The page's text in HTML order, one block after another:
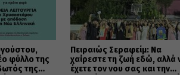
φύλλο της
της
Πειραιώς Σεραφείμ: Να
χαίρεστε τη ζωή εδώ, αλλά
έχετε τον νου σας και την